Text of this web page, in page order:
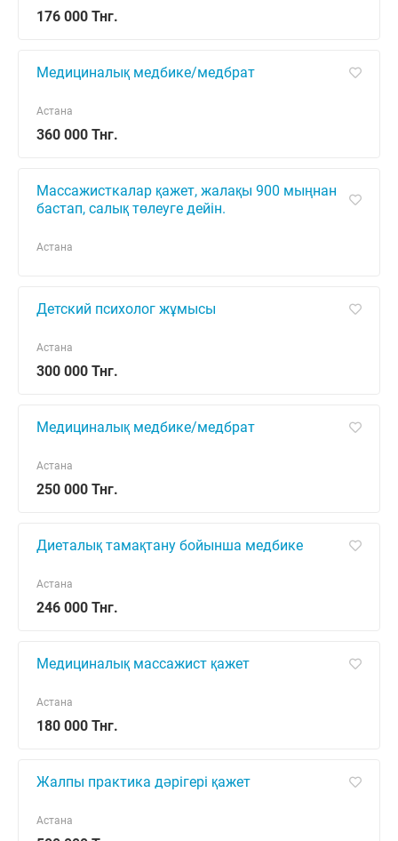
176 000 Тнг.
Медициналық медбике/медбрат
360 000 Тнг.
Астана
Массажисткалар қажет, жалақы 900 мыңнан
бастап, салық төлеуге дейін.
Астана
Детский психолог жұмысы
300 000 Тнг.
Астана
Медициналық медбике/медбрат
250 000 Тнг.
Астана
Диеталық тамақтану бойынша медбике
246 000 Тнг.
Астана
Медициналық массажист қажет
180 000 Тнг.
Астана
Жалпы практика дәрігері қажет
Астана